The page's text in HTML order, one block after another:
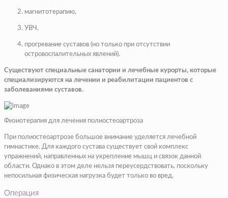
магнитотерапию,
УВЧ,
прогревание суставов (но только при отсутствии
островоспалительных явлений).
Существуют специальные санатории и лечебные курорты, которые
специализируются на лечении и реабилитации пациентов с
заболеваниями суставов.
Физиотерапия для лечения полиостеоартроза
При полиостеоартрозе большое внимание уделяется лечебной
гимнастике. Для каждого сустава существует свой комплекс
упражнений, направленных на укрепление мышц и связок данной
области. Однако в этом деле нельзя переусердствовать, поскольку
непосильная физическая нагрузка будет только во вред.
Операция